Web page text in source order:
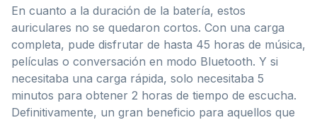
En cuanto a la duración de la batería, estos
auriculares no se quedaron cortos. Con una carga
completa, pude disfrutar de hasta 45 horas de música,
películas o conversación en modo Bluetooth. Y si
necesitaba una carga rápida, solo necesitaba 5
minutos para obtener 2 horas de tiempo de escucha.
Definitivamente, un gran beneficio para aquellos que